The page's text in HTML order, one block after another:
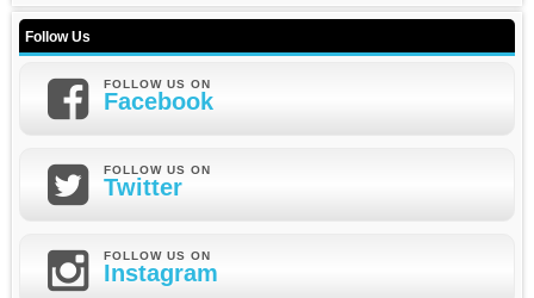
Follow Us
FOLLOW US ON
Facebook
FOLLOW US ON
Twitter
FOLLOW US ON
Instagram